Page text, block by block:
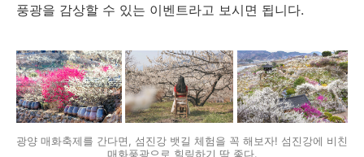
풍광을 감상할 수 있는 이벤트라고 보시면 됩니다.
광양 매화축제를 간다면, 섬진강 뱃길 체험을 꼭 해보자! 섬진강에 비친
매화풍광으로 힐링하기 딱 좋다.